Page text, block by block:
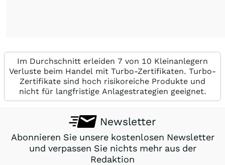
Im Durchschnitt erleiden 7 von 10 Kleinanlegern
Verluste beim Handel mit Turbo-Zertifikaten. Turbo-
Zertifikate sind hoch risikoreiche Produkte und
nicht für langfristige Anlagestrategien geeignet.
Newsletter
Abonnieren Sie unsere kostenlosen Newsletter
und verpassen Sie nichts mehr aus der
Redaktion